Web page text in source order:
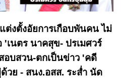
งตั้งอัยการเกือบพันคน ไม่
เนตร นาคสุข- ปรเมศวร์
บสวน-ตกเป็นข่าว 'คดี
วย - สนง.อสส. ระส่ำ นัด